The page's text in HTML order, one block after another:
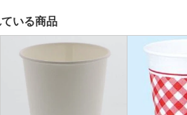
いる商品